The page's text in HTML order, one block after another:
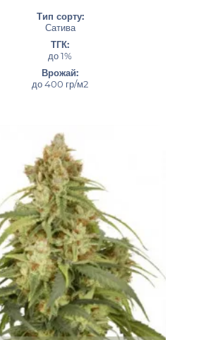
Тип сорту:
Сатива
ТГК:
до 1%
Врожай:
до 400 гр/м2